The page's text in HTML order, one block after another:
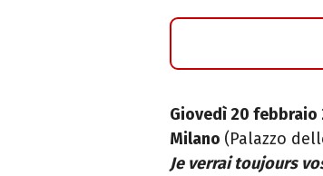
Giovedì 20 febbraio
Milano (Palazzo
Je verrai toujours